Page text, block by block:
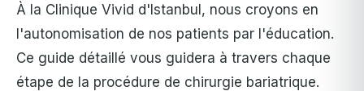
À la Clinique Vivid d'Istanbul, nous croyons en
l'autonomisation de nos patients par l'éducation.
Ce guide détaillé vous guidera à travers chaque
étape de la procédure de chirurgie bariatrique.